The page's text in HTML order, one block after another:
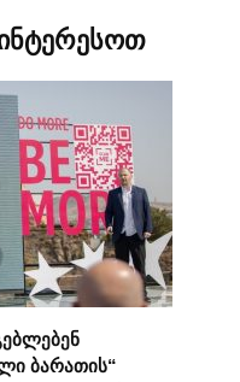
ბარათის“